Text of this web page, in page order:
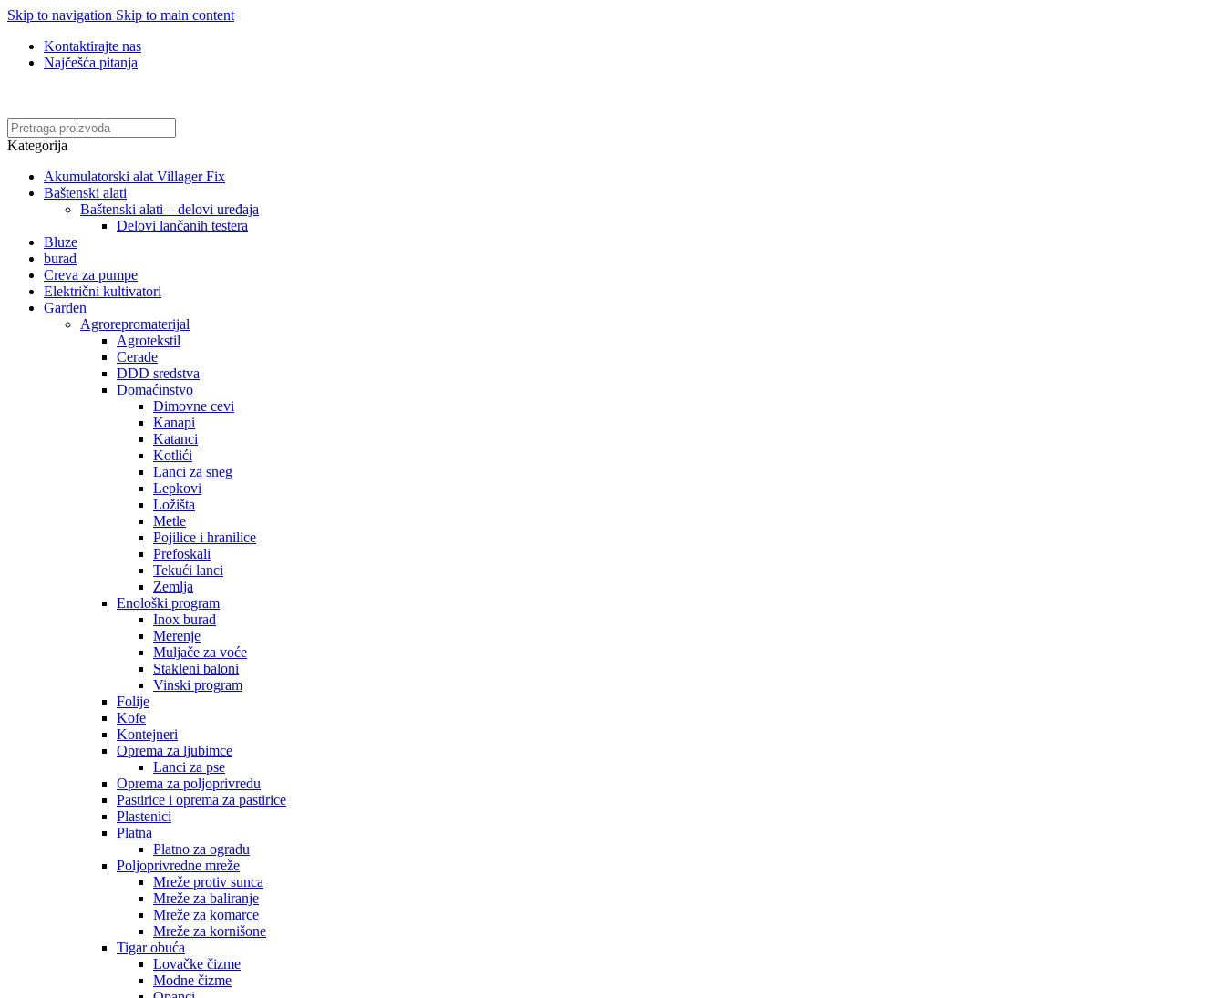
Skip to navigation Skip to main content
Kontaktirajte nas
Najčešća pitanja
Kategorija
Akumulatorski alat Villager Fix
Baštenski alati
Baštenski alati – delovi uređaja
Delovi lančanih testera
Bluze
burad
Creva za pumpe
Električni kultivatori
Garden
Agrorepromaterijal
Agrotekstil
Cerade
DDD sredstva
Domaćinstvo
Dimovne cevi
Kanapi
Katanci
Kotlići
Lanci za sneg
Lepkovi
Ložišta
Metle
Pojilice i hranilice
Prefoskali
Tekući lanci
Zemlja
Enološki program
Inox burad
Merenje
Muljače za voće
Stakleni baloni
Vinski program
Folije
Kofe
Kontejneri
Oprema za ljubimce
Lanci za pse
Oprema za poljoprivredu
Pastirice i oprema za pastirice
Plastenici
Platna
Platno za ogradu
Poljoprivredne mreže
Mreže protiv sunca
Mreže za baliranje
Mreže za komarce
Mreže za kornišone
Tigar obuća
Lovačke čizme
Modne čizme